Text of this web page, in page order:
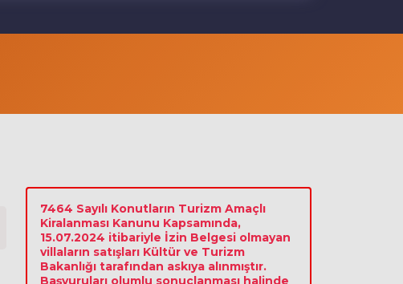
7464 Sayılı Konutların Turizm Amaçlı
Kiralanması Kanunu Kapsamında,
15.07.2024 itibariyle İzin Belgesi olmayan
villaların satışları Kültür ve Turizm
Bakanlığı tarafından askıya alınmıştır.
Başvuruları olumlu sonuçlanması halinde